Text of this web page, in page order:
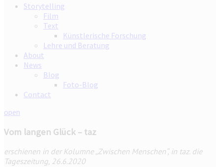
Storytelling
Film
Text
Künstlerische Forschung
Lehre und Beratung
About
News
Blog
Foto-Blog
Contact
open
Vom langen Glück – taz
erschienen in der Kolumne „Zwischen Menschen“, in taz. die
Tageszeitung, 26.6.2020